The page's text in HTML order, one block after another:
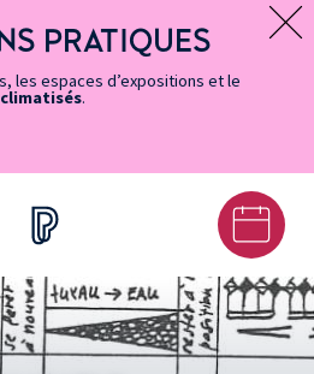
PRATIQUES
les espaces d’expositions et le
.